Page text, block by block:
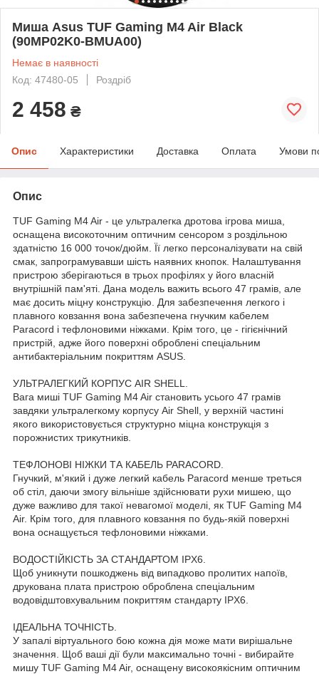
Миша Asus TUF Gaming M4 Air Black
(90MP02K0-BMUA00)
Немає в наявності
Код: 47480-05
Роздріб
2 458 ₴
Опис Характеристики Доставка Оплата Умови
Опис
TUF Gaming M4 Air - це ультралегка дротова ігрова миша,
оснащена високоточним оптичним сенсором з роздільною
здатністю 16 000 точок/дюйм. Її легко персоналізувати на свій
смак, запрограмувавши шість наявних кнопок. Налаштування
пристрою зберігаються в трьох профілях у його власній
внутрішній пам'яті. Дана модель важить всього 47 грамів, але
має досить міцну конструкцію. Для забезпечення легкого і
плавного ковзання вона забезпечена гнучким кабелем
Paracord і тефлоновими ніжками. Крім того, це - гігієнічний
пристрій, адже його поверхні оброблені спеціальним
антибактеріальним покриттям ASUS.
УЛЬТРАЛЕГКИЙ КОРПУС AIR SHELL.
Вага миші TUF Gaming M4 Air становить усього 47 грамів
завдяки ультралегкому корпусу Air Shell, у верхній частині
якого використовується структурно міцна конструкція з
порожнистих трикутників.
ТЕФЛОНОВІ НІЖКИ ТА КАБЕЛЬ PARACORD.
Гнучкий, м'який і дуже легкий кабель Paracord менше треться
об стіл, даючи змогу вільніше здійснювати рухи мишею, що
дуже важливо для такої невагомої моделі, як TUF Gaming M4
Air. Крім того, для плавного ковзання по будь-якій поверхні
вона оснащується тефлоновими ніжками.
ВОДОСТІЙКІСТЬ ЗА СТАНДАРТОМ IPX6.
Щоб уникнути пошкоджень від випадково пролитих напоїв,
друкована плата пристрою оброблена спеціальним
водовідштовхувальним покриттям стандарту IPX6.
ІДЕАЛЬНА ТОЧНІСТЬ.
У запалі віртуального бою кожна дія може мати вирішальне
значення. Щоб ваші дії були максимально точні - вибирайте
мишу TUF Gaming M4 Air, оснащену високоякісним оптичним